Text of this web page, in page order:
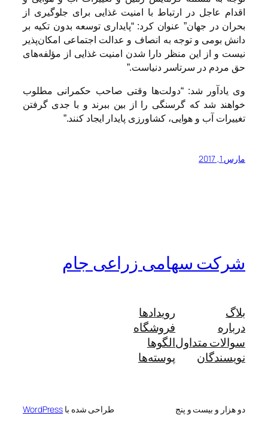
اقدام عاجل در ارتباط با امنیت غذایی برای جلوگیری از
بحران در جهان” عنوان کرد: “پایداری توسعه بدون تکیه بر
دانش بومی و توجه به انصاف و عدالت اجتماعی امکان‌پذیر
نیست و از این منظر دارا شدن امنیت غذایی از مؤلفه‌های
حق مردم در سرتاسر دنیاست.”
وی یادآور شد: “دولت‌ها وقتی صاحب حکمرانی مطلوب
خواهند شد که گرسنگی را از بین ببرند و با جدی گرفتن
تغییرات آب و هوایی، کشاورزی پایدار ایجاد کنند.”
مارس 1, 2017
شرکت سهامی زراعی جام
بلاگ
درباره
سوالات متداول
نویسندگان
رویدادها
فروشگاه
الگوها
پوسته‌ها
دو هزار و بیست و پنج طراحی شده با WordPress